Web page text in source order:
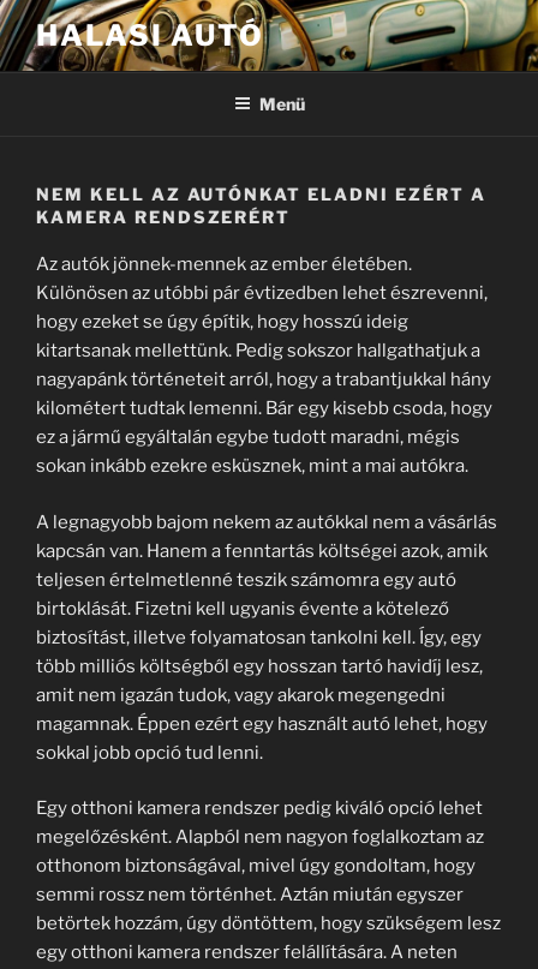
Tartalomhoz
HALASI AUTÓ
Menü
NEM KELL AZ AUTÓNKAT ELADNI EZÉRT A
KAMERA RENDSZERÉRT
Az autók jönnek-mennek az ember életében.
Különösen az utóbbi pár évtizedben lehet észrevenni,
hogy ezeket se úgy építik, hogy hosszú ideig
kitartsanak mellettünk. Pedig sokszor hallgathatjuk a
nagyapánk történeteit arról, hogy a trabantjukkal hány
kilométert tudtak lemenni. Bár egy kisebb csoda, hogy
ez a jármű egyáltalán egybe tudott maradni, mégis
sokan inkább ezekre esküsznek, mint a mai autókra.
A legnagyobb bajom nekem az autókkal nem a vásárlás
kapcsán van. Hanem a fenntartás költségei azok, amik
teljesen értelmetlenné teszik számomra egy autó
birtoklását. Fizetni kell ugyanis évente a kötelező
biztosítást, illetve folyamatosan tankolni kell. Így, egy
több milliós költségből egy hosszan tartó havidíj lesz,
amit nem igazán tudok, vagy akarok megengedni
magamnak. Éppen ezért egy használt autó lehet, hogy
sokkal jobb opció tud lenni.
Egy otthoni kamera rendszer pedig kiváló opció lehet
megelőzésként. Alapból nem nagyon foglalkoztam az
otthonom biztonságával, mivel úgy gondoltam, hogy
semmi rossz nem történhet. Aztán miután egyszer
betörtek hozzám, úgy döntöttem, hogy szükségem lesz
egy otthoni kamera rendszer felállítására. A neten